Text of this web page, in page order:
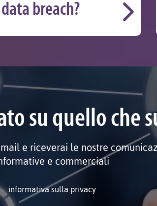
breach?
su quello che
e riceverai le nostre
e commerciali
informativa sulla privacy